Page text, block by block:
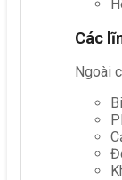
Các
Ngoài